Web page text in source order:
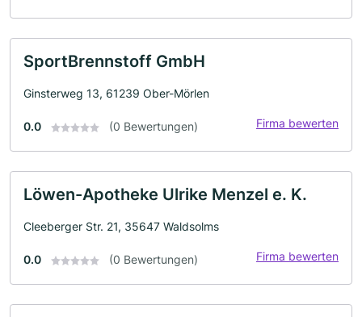
SportBrennstoff GmbH
Ginsterweg 13, 61239 Ober-Mörlen
0.0 (0 Bewertungen) Firma bewerten
Löwen-Apotheke Ulrike Menzel e. K.
Cleeberger Str. 21, 35647 Waldsolms
0.0 (0 Bewertungen) Firma bewerten